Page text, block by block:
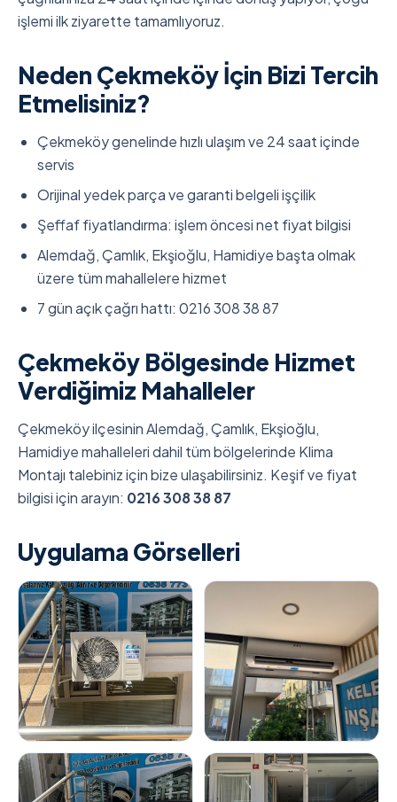
işlemi ilk ziyarette tamamlıyoruz.
Neden Çekmeköy İçin Bizi Tercih
Etmelisiniz?
Çekmeköy genelinde hızlı ulaşım ve 24 saat içinde
servis
Orijinal yedek parça ve garanti belgeli işçilik
Şeffaf fiyatlandırma: işlem öncesi net fiyat bilgisi
Alemdağ, Çamlık, Ekşioğlu, Hamidiye başta olmak
üzere tüm mahallelere hizmet
7 gün açık çağrı hattı: 0216 308 38 87
Çekmeköy Bölgesinde Hizmet
Verdiğimiz Mahalleler
Çekmeköy ilçesinin Alemdağ, Çamlık, Ekşioğlu,
Hamidiye mahalleleri dahil tüm bölgelerinde Klima
Montajı talebiniz için bize ulaşabilirsiniz. Keşif ve fiyat
bilgisi için arayın: 0216 308 38 87
Uygulama Görselleri